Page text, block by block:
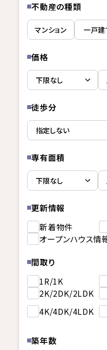
不動産の種類
マンション 一戸建
価格
徒歩分
専有面積
更新情報
新着物件
オープンハウス情
間取り
1R/1K
2K/2DK/2LDK
4K/4DK/4LDK
築年数